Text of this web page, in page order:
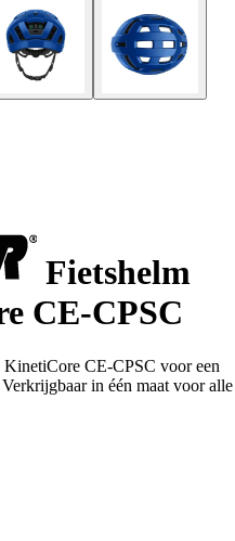
Fietshelm
CE-CPSC
CE-CPSC voor een
in één maat voor alle